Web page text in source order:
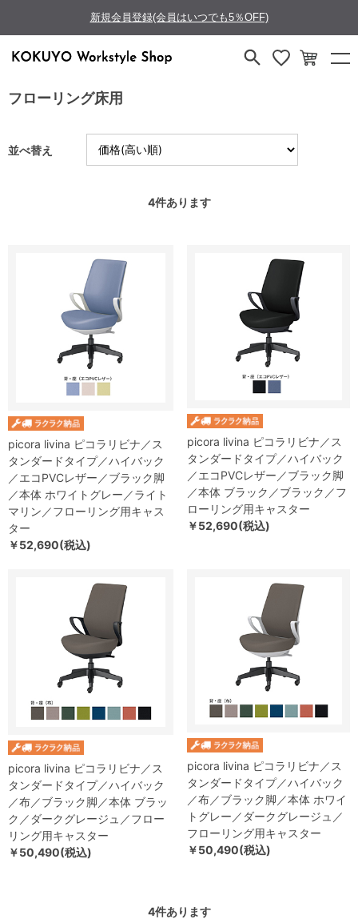
新規会員登録(会員はいつでも5％OFF)
フローリング床用
並べ替え
4件あります
picora livina ピコラリビナ／ス
タンダードタイプ／ハイバック
／エコPVCレザー／ブラック脚
／本体 ホワイトグレー／ライト
マリン／フローリング用キャス
ター
￥52,690(税込)
picora livina ピコラリビナ／ス
タンダードタイプ／ハイバック
／エコPVCレザー／ブラック脚
／本体 ブラック／ブラック／フ
ローリング用キャスター
￥52,690(税込)
picora livina ピコラリビナ／ス
タンダードタイプ／ハイバック
／布／ブラック脚／本体 ブラッ
ク／ダークグレージュ／フロー
リング用キャスター
￥50,490(税込)
picora livina ピコラリビナ／ス
タンダードタイプ／ハイバック
／布／ブラック脚／本体 ホワイ
トグレー／ダークグレージュ／
フローリング用キャスター
￥50,490(税込)
4件あります